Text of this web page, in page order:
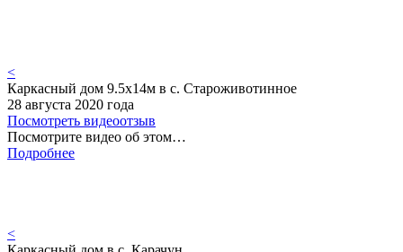
<
Каркасный дом 9.5х14м в с. Староживотинное
28 августа 2020 года
Посмотреть видеоотзыв
Посмотрите видео об этом…
Подробнее
<